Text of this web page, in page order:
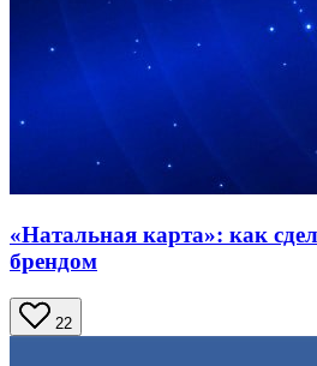
«Натальная карта»: как
брендом
22